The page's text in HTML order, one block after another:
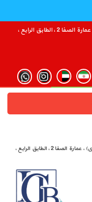
طهران ، الزعفرانية ، ساحة عاصف (اجازي) ، عمارة الصفا 2 ، الطابق الرابع ،
طهران ، الزعفرانية ، ساحة عاصف (اجازي) ، عمارة الصفا 2 ، الطابق الرابع ،